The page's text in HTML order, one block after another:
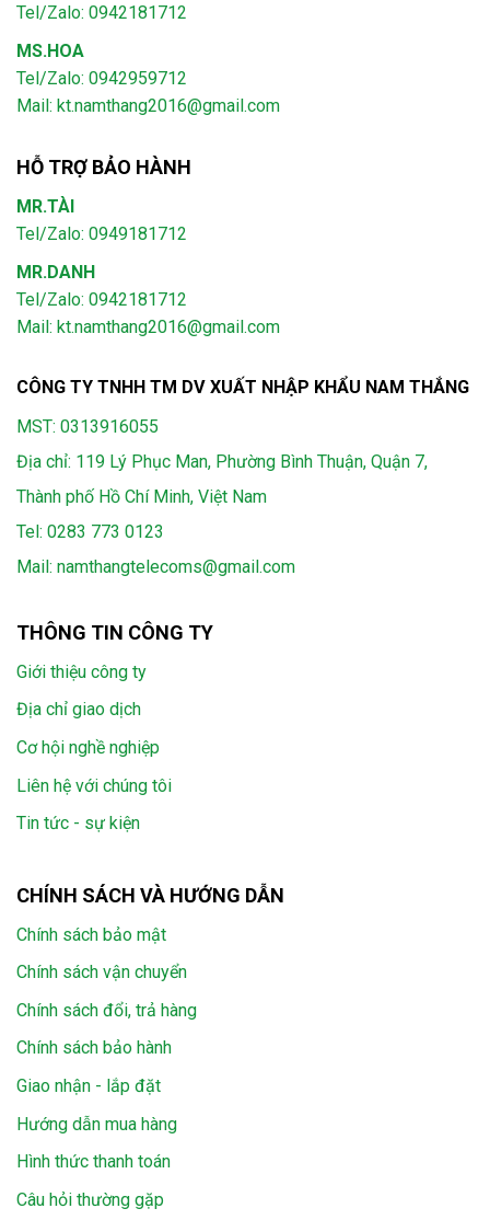
Tel/Zalo: 0942181712
MS.HOA
Tel/Zalo: 0942959712
Mail: kt.namthang2016@gmail.com
HỖ TRỢ BẢO HÀNH
MR.TÀI
Tel/Zalo: 0949181712
MR.DANH
Tel/Zalo: 0942181712
Mail: kt.namthang2016@gmail.com
CÔNG TY TNHH TM DV XUẤT NHẬP KHẨU NAM THẮNG
MST: 0313916055
Địa chỉ: 119 Lý Phục Man, Phường Bình Thuận, Quận 7,
Thành phố Hồ Chí Minh, Việt Nam
Tel: 0283 773 0123
Mail: namthangtelecoms@gmail.com
THÔNG TIN CÔNG TY
Giới thiệu công ty
Địa chỉ giao dịch
Cơ hội nghề nghiệp
Liên hệ với chúng tôi
Tin tức - sự kiện
CHÍNH SÁCH VÀ HƯỚNG DẪN
Chính sách bảo mật
Chính sách vận chuyển
Chính sách đổi, trả hàng
Chính sách bảo hành
Giao nhận - lắp đặt
Hướng dẫn mua hàng
Hình thức thanh toán
Câu hỏi thường gặp